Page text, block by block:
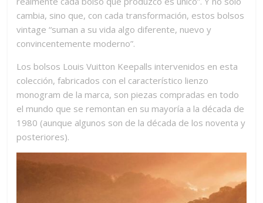
cambia, sino que, con cada transformación, estos bolsos
vintage “suman a su vida algo diferente, nuevo y
convincentemente moderno”.
Los bolsos Louis Vuitton Keepalls intervenidos en esta
colección, fabricados con el característico lienzo
monogram de la marca, son piezas compradas en todo
el mundo que se remontan en su mayoría a la década de
1980 (aunque algunos son de la década de los noventa y
posteriores).